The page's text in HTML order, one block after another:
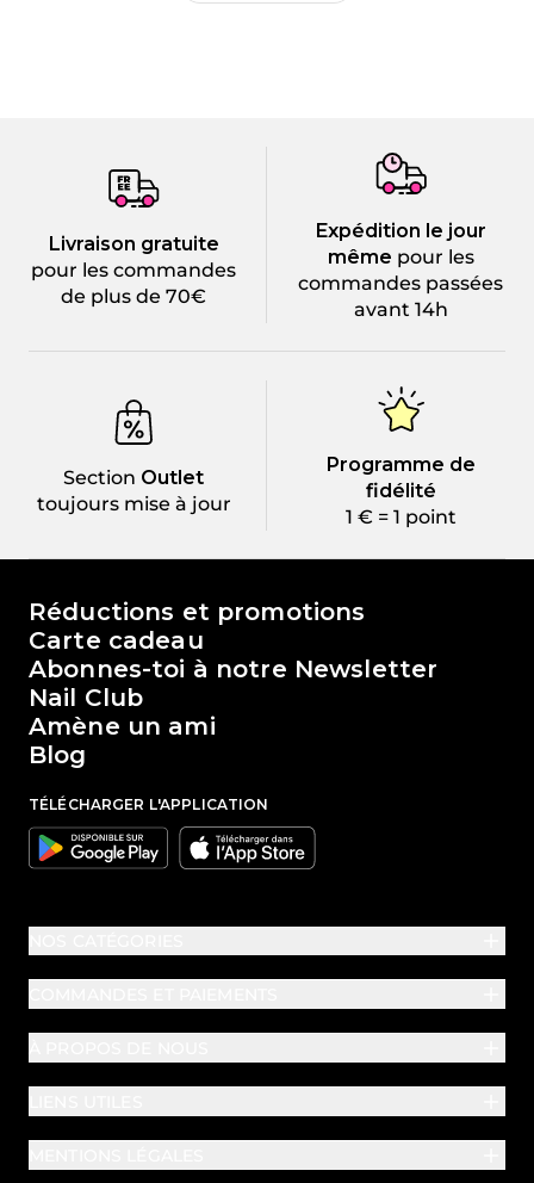
Livraison gratuite
pour les commandes
de plus de 70€
Expédition le jour
même pour les
commandes passées
avant 14h
Section Outlet
toujours mise à jour
Programme de
fidélité
1 € = 1 point
Le monde de Passione Beauty
Réductions et promotions
Carte cadeau
Abonnes-toi à notre Newsletter
Nail Club
Amène un ami
Blog
TÉLÉCHARGER L'APPLICATION
Google Apple